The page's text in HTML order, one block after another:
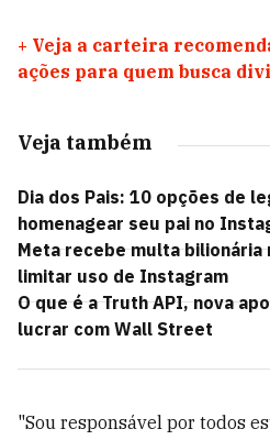
+ Veja a carteira
ações para quem busca
Veja também
Dia dos Pais: 10 opções de
homenagear seu pai no
Meta recebe multa bilionária
limitar uso de Instagram
O que é a Truth API, nova
lucrar com Wall Street
"Sou responsável por todos